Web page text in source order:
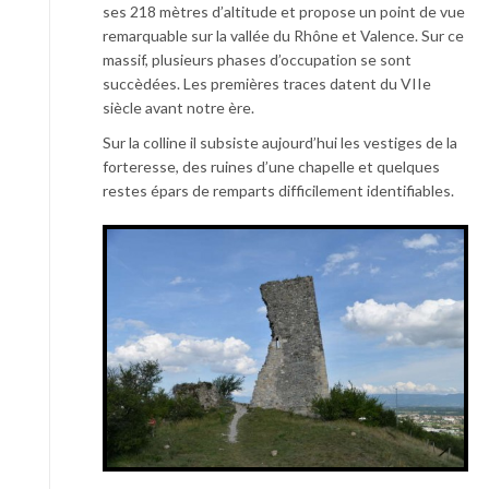
ses 218 mètres d’altitude et propose un point de vue
remarquable sur la vallée du Rhône et Valence. Sur ce
massif, plusieurs phases d’occupation se sont
succèdées. Les premières traces datent du VIIe
siècle avant notre ère.
Sur la colline il subsiste aujourd’hui les vestiges de la
forteresse, des ruines d’une chapelle et quelques
restes épars de remparts difficilement identifiables.